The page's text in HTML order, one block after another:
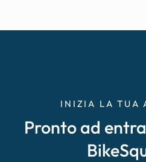
INIZIA LA TUA
Pronto ad